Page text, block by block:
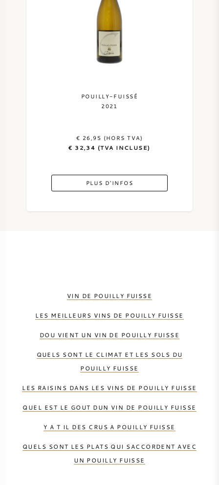
POUILLY-FUISSÉ
2021
€ 26,95 (HORS TVA)
€ 32,34 (TVA INCLUSE)
PLUS D'INFOS
VIN DE POUILLY FUISSE
LES MEILLEURS VINS DE POUILLY FUISSE
DOU VIENT UN VIN DE POUILLY FUISSE
QUELS SONT LE CLIMAT ET LES SOLS DU
POUILLY FUISSE
LES RAISINS DANS LES VINS DE POUILLY FUISSE
QUEL EST LE GOUT DUN VIN DE POUILLY FUISSE
Y A T IL DES CRUS A POUILLY FUISSE
QUELS SONT LES PLATS QUI SACCORDENT AVEC
UN POUILLY FUISSE